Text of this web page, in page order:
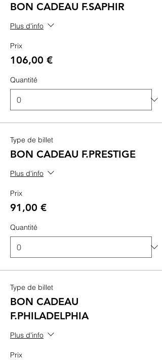
BON CADEAU F.SAPHIR
Plus d'info
Prix
106,00 €
Quantité
Type de billet
BON CADEAU F.PRESTIGE
Plus d'info
Prix
91,00 €
Quantité
Type de billet
BON CADEAU
F.PHILADELPHIA
Plus d'info
Prix